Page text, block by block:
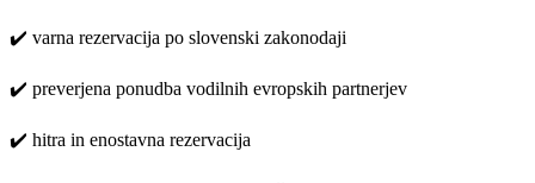
✔️ varna rezervacija po slovenski zakonodaji
✔️ preverjena ponudba vodilnih evropskih partnerjev
✔️ hitra in enostavna rezervacija